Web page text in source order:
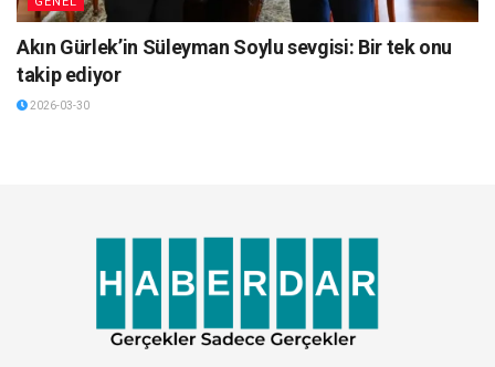
Akın Gürlek’in Süleyman Soylu sevgisi: Bir tek onu
takip ediyor
2026-03-30